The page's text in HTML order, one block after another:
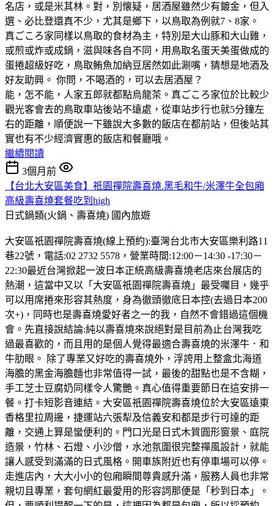
名店，或是米其林。對，別懐疑，居酒屋雖然少有鍍金，但入
選、必比登還真不少，尤其是鄉下，以鳥取為例就7、8家。
真ごころ家同樣以鳥取的食材為主，特別是大山豚和大山雞，
或煎或炸或成鍋，滋與味各自不同，用鳥取名蛋天美蛋做成的
蛋捲超級好吃，鳥取鲔魚加納豆居然如此涮嘴，猜想是地酒及
好友助興。 你問，不喝酒的，可以去居酒屋？
能，怎不能，人家五郎就都點烏龍茶。真ごころ家位於比較少
觀光客會去的鳥取車站後站不遠處，從車站步行也就5分鐘左
右的距離，順便說一下雖說大多數的飯店在都前站，但後站其
實也有不少經濟實惠的飯店和餐廳哦。
繼續閱讀
3個月前
【台北大安區美食】祇園禪院壽喜燒.黑毛和牛/米澤牛全包廂
高級壽喜燒套餐吃到high
日式鍋類(火鍋、壽喜燒) 國內旅遊
大安區祇園禪院壽喜燒(線上預約):臺灣台北市大安區樂利路11
巷22號，電話:02 2732 5578，營業時間:12:00－14:30 -17:30－
22:30最近台灣掀起一波日本正統高級壽喜燒老店來台展店的
熱潮，這當中又以「大安區祇園禪院壽喜燒」最受囑目，幾乎
可以用席捲來形容其熱度，身為徹頭徹底日本控(去過日本200
次+)，同時也是壽喜燒愛好者之一的我，自然不會錯過這個機
會。先直接說結論:純以壽喜燒來說絕對是目前為止台灣我吃
過最喜歡的，而且用的是個人覺得最適合壽喜燒的米澤牛．和
牛肋眼。 除了專業又好吃的壽喜燒外，浮誇用上整盒北海道
海膽的黑金海膽麵也非常值得一試，最後的甜點也是不含糊，
手工芝士豆腐奶同樣令人驚艷。真心值得重要節日在這安排一
餐。打卡短影音連結。大安區祇園禪院壽喜燒位於大安區遠東
香格里拉周邊，捷運站六張犁及信義安和都是步行可達的距
離，交通上算是蠻便利的。門口光是日式木質圓形窗景、庭院
造景，竹林、石燈、小沙僧，水池氛圍很完整禪風設計，就能
讓人感受到滿滿的日式風格。開車族附近也有停車場可以停。
走進店內，大大小小的包廂瞬間尊貴感升滿，服務人員也非常
親切且專業，套句網紅最愛用的形容詞那便是「秒到日本」。